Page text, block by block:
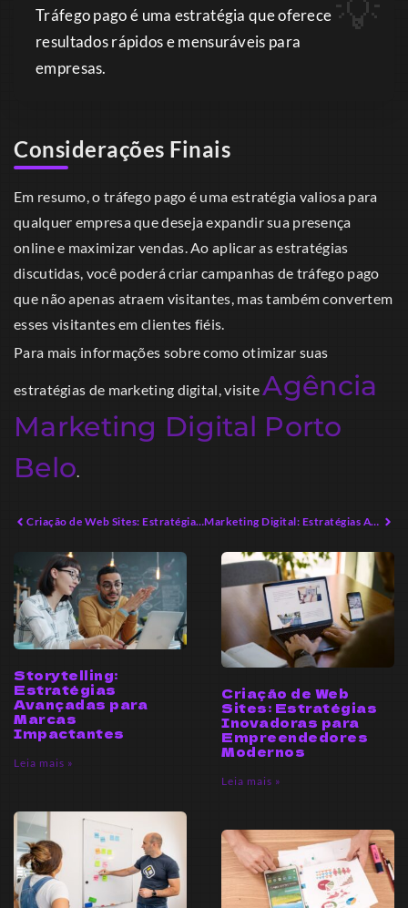
Tráfego pago é uma estratégia que oferece
resultados rápidos e mensuráveis para
empresas.
Considerações Finais
Em resumo, o tráfego pago é uma estratégia valiosa para
qualquer empresa que deseja expandir sua presença
online e maximizar vendas. Ao aplicar as estratégias
discutidas, você poderá criar campanhas de tráfego pago
que não apenas atraem visitantes, mas também convertem
esses visitantes em clientes fiéis.
Para mais informações sobre como otimizar suas
estratégias de marketing digital, visiteAgência
Marketing Digital Porto
Belo.
Criação de Web Sites: Estratégias Avançadas para Impacto Digital Marketing Digital: Estratégias Avançadas para Empreendedores Modernos
Storytelling:
Estratégias
Avançadas para
Marcas
Impactantes
Leia mais »
Criação de Web
Sites: Estratégias
Inovadoras para
Empreendedores
Modernos
Leia mais »